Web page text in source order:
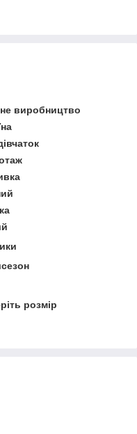
виробництво
розмір